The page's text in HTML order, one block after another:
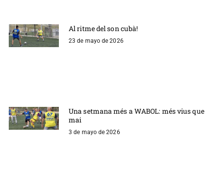
Al ritme del son cubà!
23 de mayo de 2026
Una setmana més a WABOL: més vius que
mai
3 de mayo de 2026